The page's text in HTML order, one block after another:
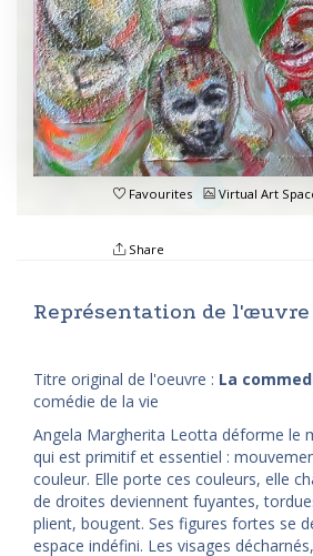
Favourites Virtual Art
Share
Représentation de l'œuvre
Titre original de l'oeuvre : La
comédie de la vie
Angela Margherita Leotta déforme le
qui est primitif et essentiel :
couleur. Elle porte ces couleurs, elle
de droites deviennent fuyantes,
plient, bougent. Ses figures fortes se
espace indéfini. Les visages